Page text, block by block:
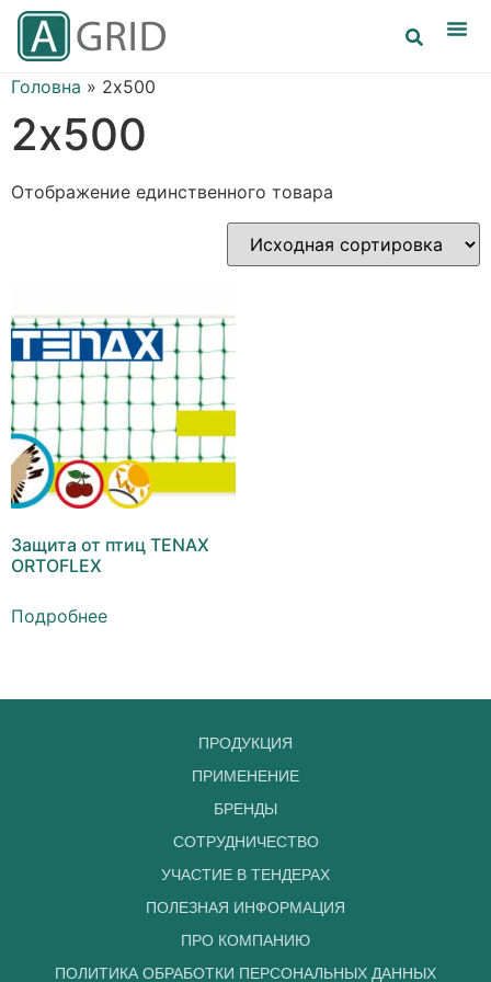
Головна » 2х500
2х500
Отображение единственного товара
Защита от птиц TENAX
ORTOFLEX
Подробнее
ПРОДУКЦИЯ
ПРИМЕНЕНИЕ
БРЕНДЫ
СОТРУДНИЧЕСТВО
УЧАСТИЕ В ТЕНДЕРАХ
ПОЛЕЗНАЯ ИНФОРМАЦИЯ
ПРО КОМПАНИЮ
ПОЛИТИКА ОБРАБОТКИ ПЕРСОНАЛЬНЫХ ДАННЫХ